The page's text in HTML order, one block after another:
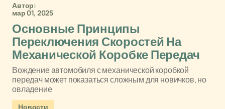
Автор:
мар 01, 2025
Основные Принципы
Переключения Скоростей На
Механической Коробке Передач
Вождение автомобиля с механической коробкой
передач может показаться сложным для новичков, но
овладение
Новости